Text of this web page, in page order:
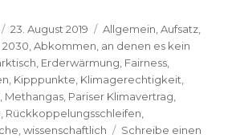
Veröffentlicht
am
23. August 2019 Kategorien
Allgemein ,Aufsatz
Schlagwörter
2030 ,Abkommen an denen es kein
Erderwärmung Fairness
Kipppunkte Klimagerechtigkeit
Methangas Pariser Klimavertrag
Rückkoppelungsschleifen
,wissenschaftlich
Schreibe einen